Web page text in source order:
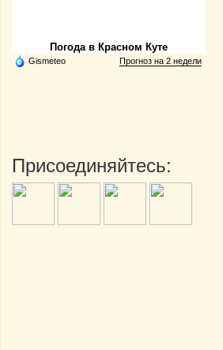
Погода в Красном Куте
Gismeteo Прогноз на 2 недели
Присоединяйтесь: